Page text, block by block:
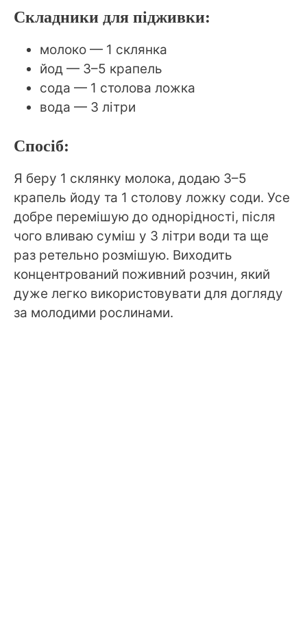
Складники для підживки:
молоко — 1 склянка
йод — 3–5 крапель
сода — 1 столова ложка
вода — 3 літри
Спосіб:
Я беру 1 склянку молока, додаю 3–5
крапель йоду та 1 столову ложку соди. Усе
добре перемішую до однорідності, після
чого вливаю суміш у 3 літри води та ще
раз ретельно розмішую. Виходить
концентрований поживний розчин, який
дуже легко використовувати для догляду
за молодими рослинами.